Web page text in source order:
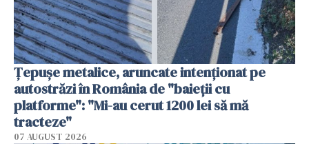
Țepușe metalice, aruncate intenționat pe
autostrăzi în România de "baieții cu
platforme": "Mi-au cerut 1200 lei să mă
tracteze"
07 AUGUST 2026